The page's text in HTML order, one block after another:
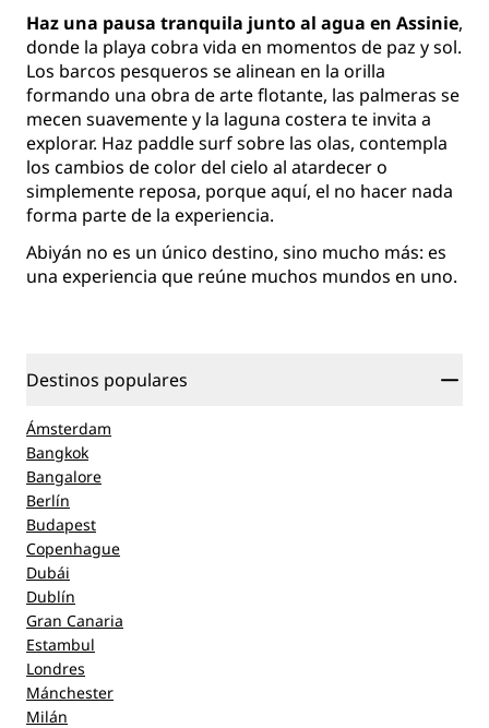
Haz una pausa tranquila junto al agua en Assinie,
donde la playa cobra vida en momentos de paz y sol.
Los barcos pesqueros se alinean en la orilla
formando una obra de arte flotante, las palmeras se
mecen suavemente y la laguna costera te invita a
explorar. Haz paddle surf sobre las olas, contempla
los cambios de color del cielo al atardecer o
simplemente reposa, porque aquí, el no hacer nada
forma parte de la experiencia.
Abiyán no es un único destino, sino mucho más: es
una experiencia que reúne muchos mundos en uno.
Destinos populares
Ámsterdam
Bangkok
Bangalore
Berlín
Budapest
Copenhague
Dubái
Dublín
Gran Canaria
Estambul
Londres
Mánchester
Milán